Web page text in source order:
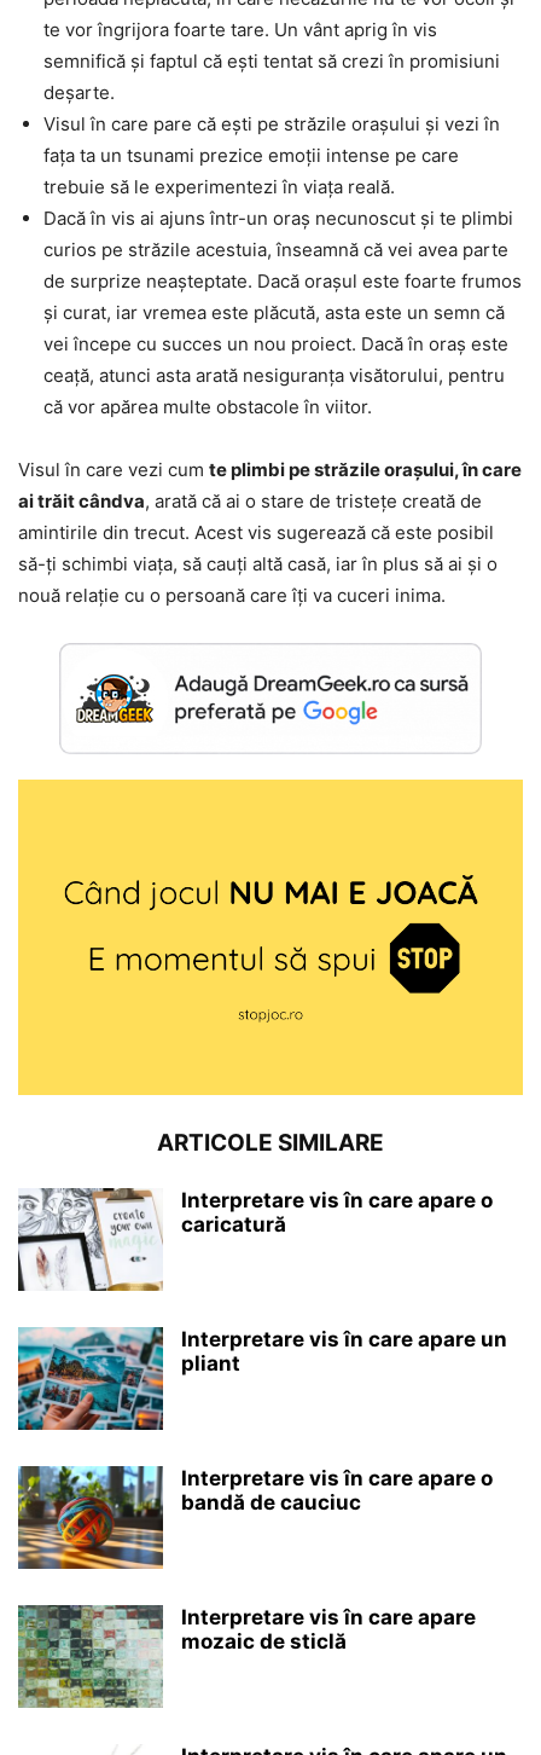
te vor îngrijora foarte tare. Un vânt aprig în vis
semnifică și faptul că ești tentat să crezi în promisiuni
deșarte.
Visul în care pare că ești pe străzile orașului și vezi în
fața ta un tsunami prezice emoții intense pe care
trebuie să le experimentezi în viața reală.
Dacă în vis ai ajuns într-un oraș necunoscut și te plimbi
curios pe străzile acestuia, înseamnă că vei avea parte
de surprize neașteptate. Dacă orașul este foarte frumos
și curat, iar vremea este plăcută, asta este un semn că
vei începe cu succes un nou proiect. Dacă în oraș este
ceață, atunci asta arată nesiguranța visătorului, pentru
că vor apărea multe obstacole în viitor.
Visul în care vezi cum te plimbi pe străzile orașului, în care
ai trăit cândva, arată că ai o stare de tristețe creată de
amintirile din trecut. Acest vis sugerează că este posibil
să-ți schimbi viața, să cauți altă casă, iar în plus să ai și o
nouă relație cu o persoană care îți va cuceri inima.
ARTICOLE SIMILARE
Interpretare vis în care apare o
caricatură
Interpretare vis în care apare un
pliant
Interpretare vis în care apare o
bandă de cauciuc
Interpretare vis în care apare
mozaic de sticlă